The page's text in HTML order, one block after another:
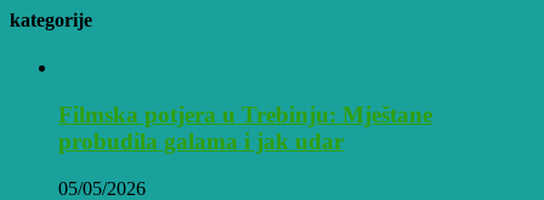
kategorije
Filmska potjera u Trebinju: Mještane
probudila galama i jak udar
05/05/2026